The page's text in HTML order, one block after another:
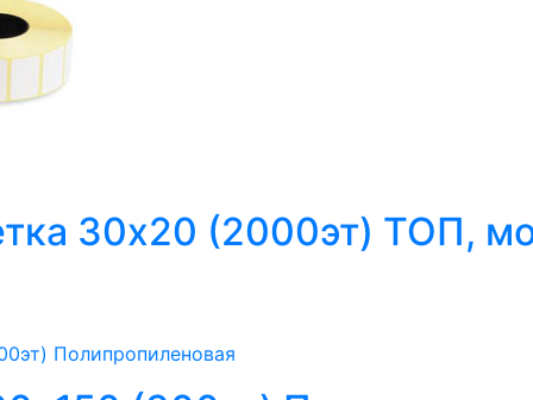
30х20 (2000эт) ТОП,